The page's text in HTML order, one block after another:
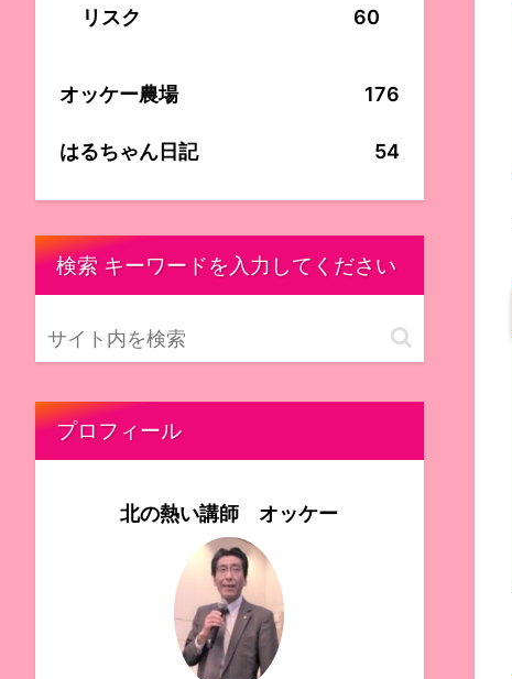
リスク 60
オッケー農場 176
はるちゃん日記 54
検索 キーワードを入力してください
プロフィール
北の熱い講師 オッケー